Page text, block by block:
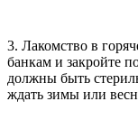
3. Лакомство в
банкам и закройте
должны быть
ждать зимы или